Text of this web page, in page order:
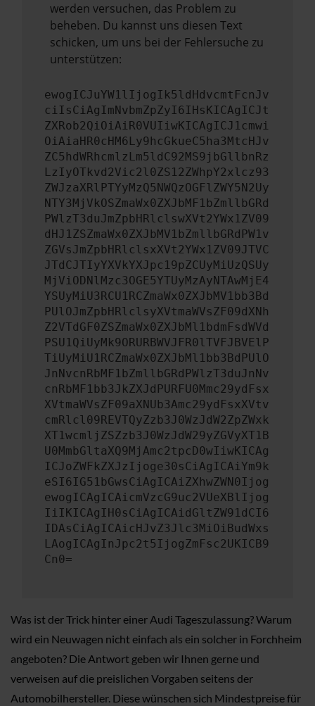
werden versuchen, das Problem zu
beheben. Du kannst uns diesen Text
schicken, um uns bei der Fehlersuche zu
unterstützen:
ewogICJuYW1lIjogIk5ldHdvcmtFcnJv
ciIsCiAgImNvbmZpZyI6IHsKICAgICJt
ZXRob2QiOiAiR0VUIiwKICAgICJ1cmwi
OiAiaHR0cHM6Ly9hcGkueC5ha3MtcHJv
ZC5hdWRhcmlzLm5ldC92MS9jbGllbnRz
LzIyOTkvd2Vic2l0ZS12ZWhpY2xlcz93
ZWJzaXRlPTYyMzQ5NWQzOGFlZWY5N2Uy
NTY3MjVkOSZmaWx0ZXJbMF1bZmllbGRd
PWlzT3duJmZpbHRlclswXVt2YWx1ZV09
dHJ1ZSZmaWx0ZXJbMV1bZmllbGRdPW1v
ZGVsJmZpbHRlclsxXVt2YWx1ZV09JTVC
JTdCJTIyYXVkYXJpc19pZCUyMiUzQSUy
MjViODNlMzc3OGE5YTUyMzAyNTAwMjE4
YSUyMiU3RCU1RCZmaWx0ZXJbMV1bb3Bd
PUlOJmZpbHRlclsyXVtmaWVsZF09dXNh
Z2VTdGF0ZSZmaWx0ZXJbMl1bdmFsdWVd
PSU1QiUyMk9ORURBWVJFR0lTVFJBVElP
TiUyMiU1RCZmaWx0ZXJbMl1bb3BdPUlO
JnNvcnRbMF1bZmllbGRdPWlzT3duJnNv
cnRbMF1bb3JkZXJdPURFU0Mmc29ydFsx
XVtmaWVsZF09aXNUb3Amc29ydFsxXVtv
cmRlcl09REVTQyZzb3J0WzJdW2ZpZWxk
XT1wcmljZSZzb3J0WzJdW29yZGVyXT1B
U0MmbGltaXQ9MjAmc2tpcD0wIiwKICAg
ICJoZWFkZXJzIjoge30sCiAgICAiYm9k
eSI6IG51bGwsCiAgICAiZXhwZWN0Ijog
ewogICAgICAicmVzcG9uc2VUeXBlIjog
IiIKICAgIH0sCiAgICAidGltZW91dCI6
IDAsCiAgICAicHJvZ3Jlc3MiOiBudWxs
LAogICAgInJpc2t5IjogZmFsc2UKICB9
Cn0=
Was ist der Trick hinter einer Audi Tageszulassung? Warum
wird ein Neuwagen nicht einfach als ein solcher in Forchheim
angeboten? Die Antwort geben wir Ihnen gerne und
verweisen auf die preislichen Vorgaben seitens der
Automobilhersteller. Diese wünschen sich Mindestpreise für